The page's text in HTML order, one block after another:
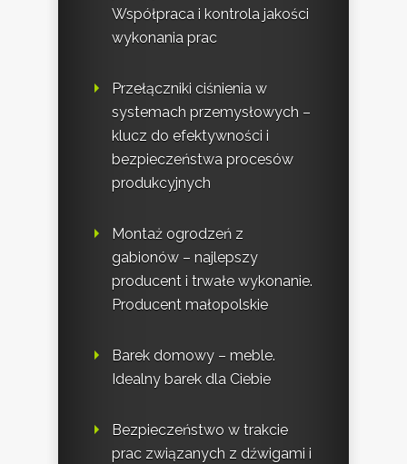
Współpraca i kontrola jakości
wykonania prac
Przełączniki ciśnienia w
systemach przemysłowych –
klucz do efektywności i
bezpieczeństwa procesów
produkcyjnych
Montaż ogrodzeń z
gabionów – najlepszy
producent i trwałe wykonanie.
Producent małopolskie
Barek domowy – meble.
Idealny barek dla Ciebie
Bezpieczeństwo w trakcie
prac związanych z dźwigami i